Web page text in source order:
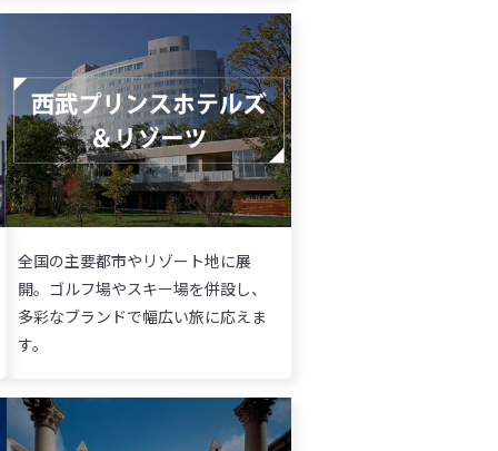
全国の主要都市やリゾート地に展
開。ゴルフ場やスキー場を併設し、
多彩なブランドで幅広い旅に応えま
す。